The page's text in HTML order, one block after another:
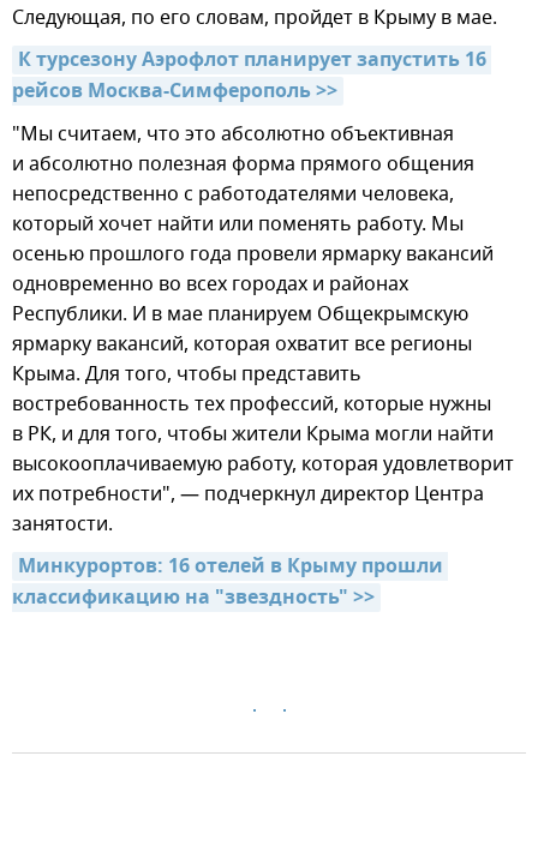
Следующая, по его словам, пройдет в Крыму в мае.
К турсезону Аэрофлот планирует запустить 16
рейсов Москва-Симферополь >>
"Мы считаем, что это абсолютно объективная
и абсолютно полезная форма прямого общения
непосредственно с работодателями человека,
который хочет найти или поменять работу. Мы
осенью прошлого года провели ярмарку вакансий
одновременно во всех городах и районах
Республики. И в мае планируем Общекрымскую
ярмарку вакансий, которая охватит все регионы
Крыма. Для того, чтобы представить
востребованность тех профессий, которые нужны
в РК, и для того, чтобы жители Крыма могли найти
высокооплачиваемую работу, которая удовлетворит
их потребности", — подчеркнул директор Центра
занятости.
Минкурортов: 16 отелей в Крыму прошли
классификацию на "звездность" >>